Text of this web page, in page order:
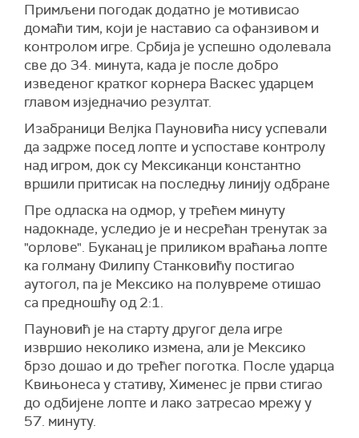
Примљени погодак додатно је мотивисао
домаћи тим, који је наставио са офанзивом и
контролом игре. Србија је успешно одолевала
све до 34. минута, када је после добро
изведеног кратког корнера Васкес ударцем
главом изједначио резултат.
Изабраници Велјка Пауновића нису успевали
да задрже посед лопте и успоставе контролу
над игром, док су Мексиканци константно
вршили притисак на последњу линију одбране
Пре одласка на одмор, у трећем минуту
надокнаде, уследио је и несрећан тренутак за
"орлове". Буканац је приликом враћања лопте
ка голману Филипу Станковићу постигао
аутогол, па је Мексико на полувреме отишао
са предношћу од 2:1.
Пауновић је на старту другог дела игре
извршио неколико измена, али је Мексико
брзо дошао и до трећег поготка. После ударца
Квињонеса у стативу, Хименес је први стигао
до одбијене лопте и лако затресао мрежу у
57. минуту.